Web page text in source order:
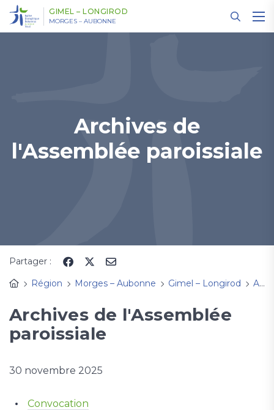
GIMEL – LONGIROD
MORGES – AUBONNE
Archives de
l'Assemblée paroissiale
Partager :
Région
Morges – Aubonne Gimel – Longirod Activités
Archives de l'Assemblée
paroissiale
30 novembre 2025
Convocation
Panneau de gestion des cookies